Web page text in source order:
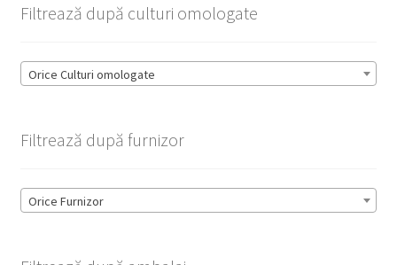
Filtrează după culturi omologate
Orice Culturi omologate
Filtrează după furnizor
Orice Furnizor